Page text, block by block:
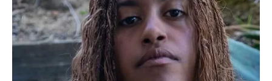
Fail! 10 Potret Makanan Gagal
Dimasak yang Bikin Kamu
Nggak Selera